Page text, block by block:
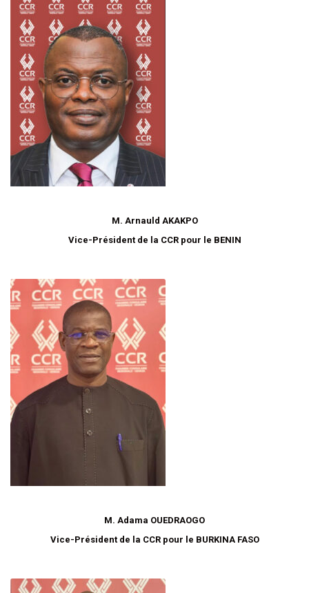
M. Arnauld AKAKPO
Vice-Président de la CCR pour le BENIN
M. Adama OUEDRAOGO
Vice-Président de la CCR pour le BURKINA FASO